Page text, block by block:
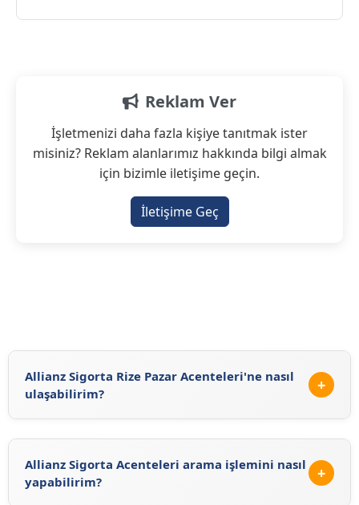
Reklam Ver
İşletmenizi daha fazla kişiye tanıtmak ister
misiniz? Reklam alanlarımız hakkında bilgi almak
için bizimle iletişime geçin.
İletişime Geç
Allianz Sigorta Rize Pazar Acenteleri'ne nasıl
ulaşabilirim?
+
https://sigortaciplus.com/allianz-sigorta-
acenteleri/rize/pazaradresinden ulaşabilirsiniz. Allianz
Sigorta'nunresmi sitesini
Allianz Sigorta Acenteleri arama işlemini nasıl
yapabilirim?
+